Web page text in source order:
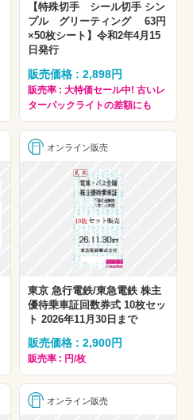
【特殊切手 シール切手 シン
プル グリーティング 63円
×50枚シート】令和2年4月15
日発行
販売価格 : 2,898円
販売率 : 大特価セール中! 古いレ
ターパックライトの差額にも
オンライン販売
東京 急行電鉄/東急電鉄 株主
優待乗車証回数券式 10枚セッ
ト 2026年11月30日まで
販売価格 : 2,900円
販売率 : 円/枚
オンライン販売